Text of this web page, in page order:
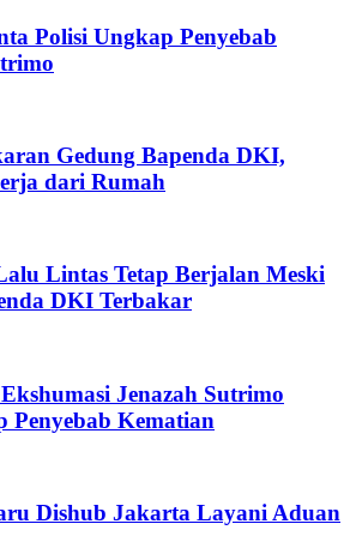
Polisi Ungkap Penyebab
Gedung Bapenda DKI,
dari Rumah
Lintas Tetap Berjalan Meski
DKI Terbakar
Jenazah Sutrimo
Penyebab Kematian
Dishub Jakarta Layani Aduan